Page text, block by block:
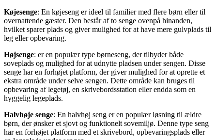
Køjesenge: En køjeseng er ideel til familier med flere børn eller til
overnattende gæster. Den består af to senge ovenpå hinanden,
hvilket sparer plads og giver mulighed for at have mere gulvplads til
leg eller opbevaring.
Højsenge: er en populær type børneseng, der tilbyder både
soveplads og mulighed for at udnytte pladsen under sengen. Disse
senge har en forhøjet platform, der giver mulighed for at oprette et
ekstra område under selve sengen. Dette område kan bruges til
opbevaring af legetøj, en skrivebordsstation eller endda som en
hyggelig legeplads.
Halvhøje senge: En halvhøj seng er en populær løsning til ældre
børn, der ønsker et sjovt og funktionelt sovemiljø. Denne type seng
har en forhøjet platform med et skrivebord, opbevaringsplads eller